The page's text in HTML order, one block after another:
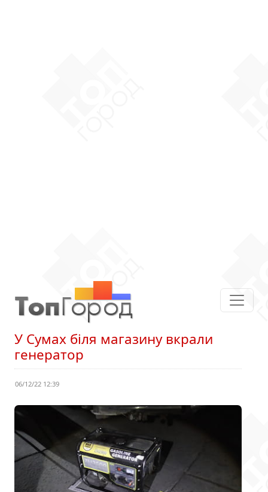
У Сумах біля магазину вкрали
генератор
06/12/22 12:39